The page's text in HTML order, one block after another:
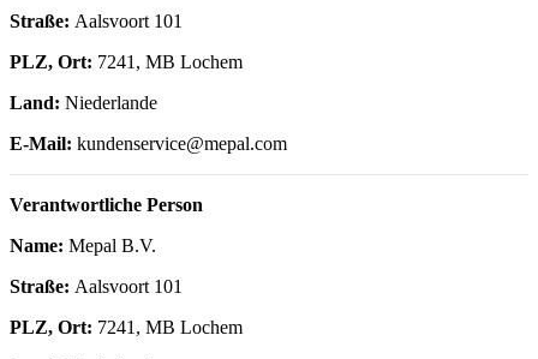
Straße: Aalsvoort 101
PLZ, Ort: 7241, MB Lochem
Land: Niederlande
E-Mail: kundenservice@mepal.com
Verantwortliche Person
Name: Mepal B.V.
Straße: Aalsvoort 101
PLZ, Ort: 7241, MB Lochem